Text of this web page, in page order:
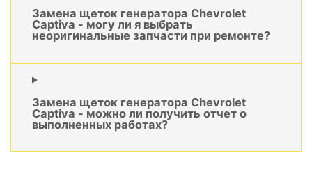
Замена щеток генератора Chevrolet
Captiva - могу ли я выбрать
неоригинальные запчасти при ремонте?
Замена щеток генератора Chevrolet
Captiva - можно ли получить отчет о
выполненных работах?